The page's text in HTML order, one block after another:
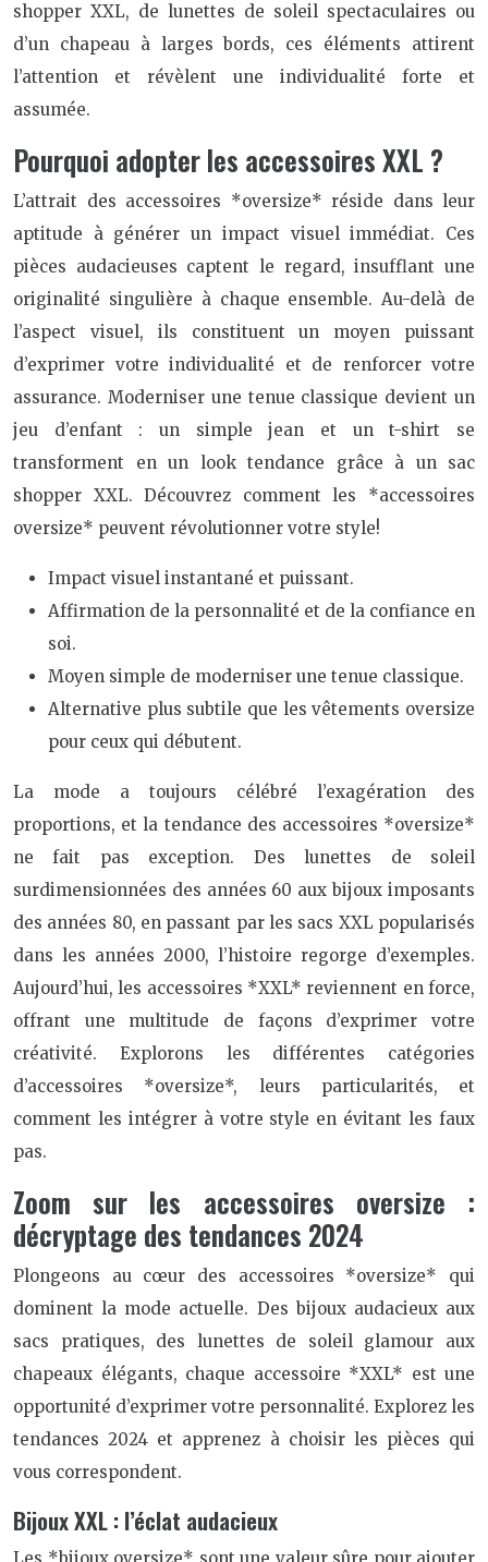
shopper XXL, de lunettes de soleil spectaculaires ou
d’un chapeau à larges bords, ces éléments attirent
l’attention et révèlent une individualité forte et
assumée.
Pourquoi adopter les accessoires XXL ?
L’attrait des accessoires *oversize* réside dans leur
aptitude à générer un impact visuel immédiat. Ces
pièces audacieuses captent le regard, insufflant une
originalité singulière à chaque ensemble. Au-delà de
l’aspect visuel, ils constituent un moyen puissant
d’exprimer votre individualité et de renforcer votre
assurance. Moderniser une tenue classique devient un
jeu d’enfant : un simple jean et un t-shirt se
transforment en un look tendance grâce à un sac
shopper XXL. Découvrez comment les *accessoires
oversize* peuvent révolutionner votre style!
Impact visuel instantané et puissant.
Affirmation de la personnalité et de la confiance en
soi.
Moyen simple de moderniser une tenue classique.
Alternative plus subtile que les vêtements oversize
pour ceux qui débutent.
La mode a toujours célébré l’exagération des
proportions, et la tendance des accessoires *oversize*
ne fait pas exception. Des lunettes de soleil
surdimensionnées des années 60 aux bijoux imposants
des années 80, en passant par les sacs XXL popularisés
dans les années 2000, l’histoire regorge d’exemples.
Aujourd’hui, les accessoires *XXL* reviennent en force,
offrant une multitude de façons d’exprimer votre
créativité. Explorons les différentes catégories
d’accessoires *oversize*, leurs particularités, et
comment les intégrer à votre style en évitant les faux
pas.
Zoom sur les accessoires oversize :
décryptage des tendances 2024
Plongeons au cœur des accessoires *oversize* qui
dominent la mode actuelle. Des bijoux audacieux aux
sacs pratiques, des lunettes de soleil glamour aux
chapeaux élégants, chaque accessoire *XXL* est une
opportunité d’exprimer votre personnalité. Explorez les
tendances 2024 et apprenez à choisir les pièces qui
vous correspondent.
Bijoux XXL : l’éclat audacieux